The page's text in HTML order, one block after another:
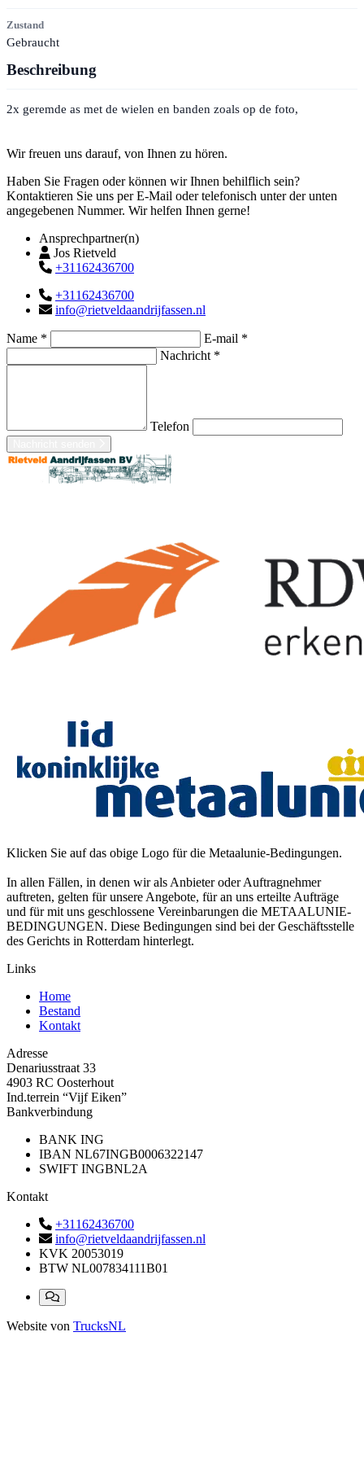
Zustand
Gebraucht
Beschreibung
2x geremde as met de wielen en banden zoals op de foto,
Wir freuen uns darauf, von Ihnen zu hören.
Haben Sie Fragen oder können wir Ihnen behilflich sein?
Kontaktieren Sie uns per E-Mail oder telefonisch unter der unten
angegebenen Nummer. Wir helfen Ihnen gerne!
Ansprechpartner(n)
Jos Rietveld
+31162436700
+31162436700
info@rietveldaandrijfassen.nl
Name *
E-mail *
Nachricht *
Telefon
Klicken Sie auf das obige Logo für die Metaalunie-Bedingungen.
In allen Fällen, in denen wir als Anbieter oder Auftragnehmer
auftreten, gelten für unsere Angebote, für an uns erteilte Aufträge
und für mit uns geschlossene Vereinbarungen die METAALUNIE-
BEDINGUNGEN. Diese Bedingungen sind bei der Geschäftsstelle
des Gerichts in Rotterdam hinterlegt.
Links
Home
Bestand
Kontakt
Adresse
Denariusstraat 33
4903 RC Oosterhout
Ind.terrein “Vijf Eiken”
Bankverbindung
BANK ING
IBAN NL67INGB0006322147
SWIFT INGBNL2A
Kontakt
+31162436700
info@rietveldaandrijfassen.nl
KVK 20053019
BTW NL007834111B01
Website von TrucksNL